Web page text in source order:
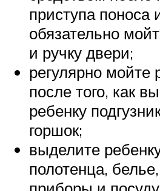
приступа поноса
обязательно
и ручку двери;
регулярно мойте
после того, как
ребенку
горшок;
выделите
полотенца,